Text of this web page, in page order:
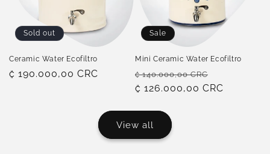
Sold out
Ceramic Water Ecofiltro
Regular
₡ 190.000,00 CRC
Sale
Mini Ceramic Water Ecofiltro
Regular
price
₡ 140.000,00 CRC
price
₡ 126.000,00 CRC
View all